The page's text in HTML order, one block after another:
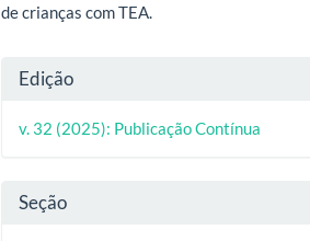
de crianças com TEA.
Detalhes
do
artigo
Edição
v. 32 (2025): Publicação Contínua
Seção